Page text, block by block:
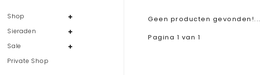
Shop
Sieraden
Sale
Private Shop
Geen producten gevonden!...
Pagina 1 van 1